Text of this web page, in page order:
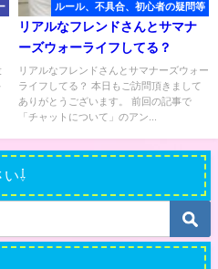
ルール、不具合、初心者の疑問等
リアルなフレンドさんとサマナ
ーズウォーライフしてる？
リアルなフレンドさんとサマナーズウォー
ライフしてる？ 本日もご訪問頂きまして
ありがとうございます。 前回の記事で
「チャットについて」のアン...
い⇩